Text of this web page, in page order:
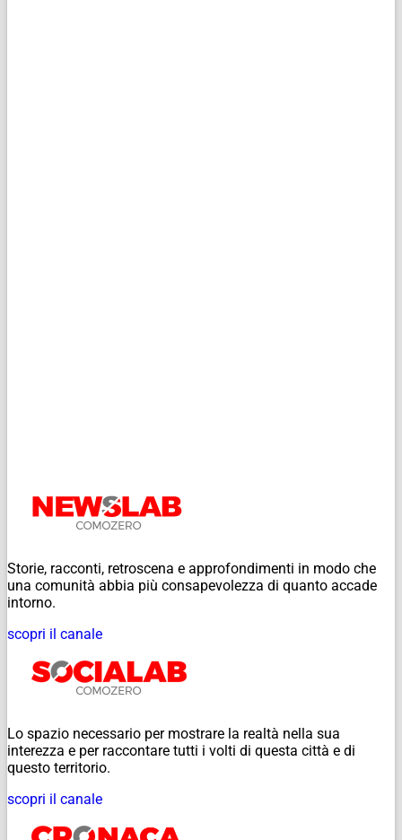
Storie, racconti, retroscena e approfondimenti in modo che
una comunità abbia più consapevolezza di quanto accade
intorno.
scopri il canale
Lo spazio necessario per mostrare la realtà nella sua
interezza e per raccontare tutti i volti di questa città e di
questo territorio.
scopri il canale